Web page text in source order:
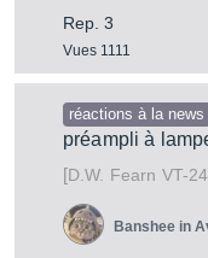
Rep. 3
Vues 1111
réactions à la news
préampli à
[D.W. Fearn VT-24
Banshee in